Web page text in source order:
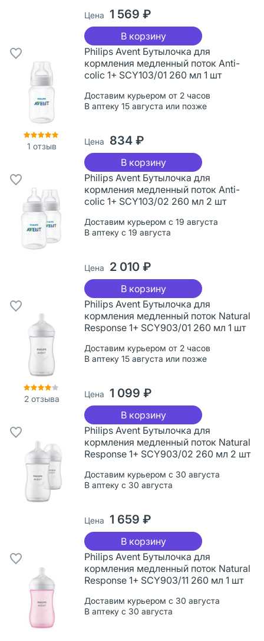
Цена 1 569 ₽
В корзину
1 отзыв
Philips Avent Бутылочка для
кормления медленный поток Anti-
colic 1+ SCY103/01 260 мл 1 шт
Доставим курьером от 2 часов
В аптеку 15 августа или позже
Цена 834 ₽
В корзину
Philips Avent Бутылочка для
кормления медленный поток Anti-
colic 1+ SCY103/02 260 мл 2 шт
Доставим курьером с 19 августа
В аптеку с 19 августа
Цена 2 010 ₽
В корзину
2 отзыва
Philips Avent Бутылочка для
кормления медленный поток Natural
Response 1+ SCY903/01 260 мл 1 шт
Доставим курьером от 2 часов
В аптеку 15 августа или позже
Цена 1 099 ₽
В корзину
Philips Avent Бутылочка для
кормления медленный поток Natural
Response 1+ SCY903/02 260 мл 2 шт
Доставим курьером с 30 августа
В аптеку с 30 августа
Цена 1 659 ₽
В корзину
Philips Avent Бутылочка для
кормления медленный поток Natural
Response 1+ SCY903/11 260 мл 1 шт
Доставим курьером с 30 августа
В аптеку с 30 августа